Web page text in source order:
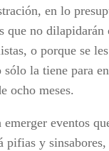
en lo
que no
o porque se
sólo la tiene para
ocho meses.
eventos
pifias y